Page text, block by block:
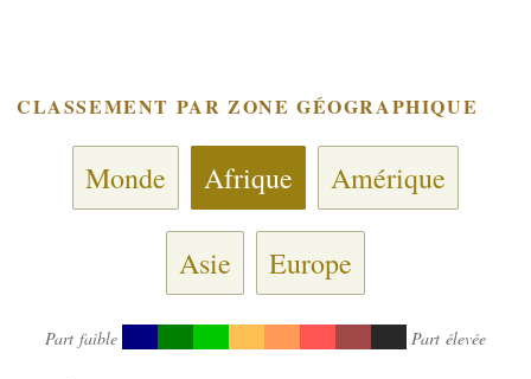
CLASSEMENT PAR ZONE GÉOGRAPHIQUE
Monde Afrique Amérique
Asie Europe
Part faible Part élevée